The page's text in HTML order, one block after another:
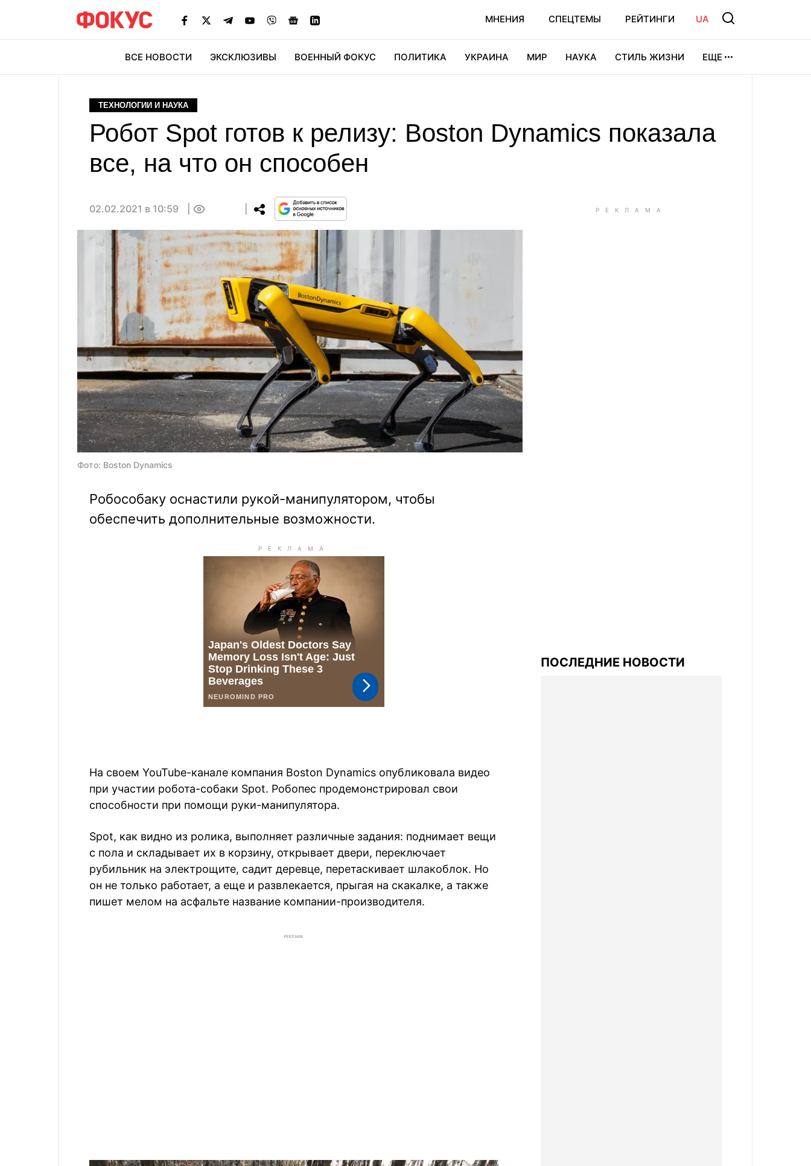
МНЕНИЯ СПЕЦТЕМЫ РЕЙТИНГИ UA
ВСЕ НОВОСТИ ЭКСКЛЮЗИВЫ ВОЕННЫЙ ФОКУС ПОЛИТИКА УКРАИНА МИР НАУКА СТИЛЬ ЖИЗНИ ЕЩЕ
ТЕХНОЛОГИИ И НАУКА
Робот Spot готов к релизу: Вoston Dynamics показала
все, на что он способен
02.02.2021 в 10:59
Фото: Boston Dynamics
Робособаку оснастили рукой-манипулятором, чтобы
обеспечить дополнительные возможности.
На своем YouTube-канале компания Boston Dynamics опубликовала видео
при участии робота-собаки Spot. Робопес продемонстрировал свои
способности при помощи руки-манипулятора.
Spot, как видно из ролика, выполняет различные задания: поднимает вещи
с пола и складывает их в корзину, открывает двери, переключает
рубильник на электрощите, садит деревце, перетаскивает шлакоблок. Но
он не только работает, а еще и развлекается, прыгая на скакалке, а также
пишет мелом на асфальте название компании-производителя.
РЕКЛАМА
ПОСЛЕДНИЕ НОВОСТИ